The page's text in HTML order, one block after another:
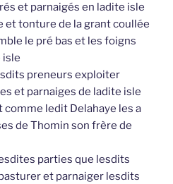
et parnaigés en ladite isle
et tonture de la grant coullée
le pré bas et les foigns
isle
preneurs exploiter
et parnaiges de ladite isle
ledit Delahaye les a
de Thomin son frère de
parties que lesdits
et parnaiger lesdits